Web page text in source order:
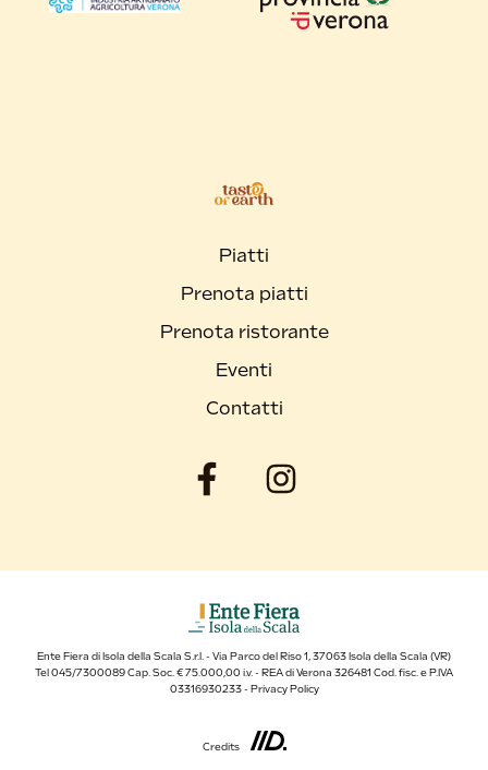
Piatti
Prenota piatti
Prenota ristorante
Eventi
Contatti
Ente Fiera di Isola della Scala S.r.l. - Via Parco del Riso 1, 37063 Isola della Scala (VR)
Tel 045/7300089 Cap. Soc. € 75.000,00 i.v. - REA di Verona 326481 Cod. fisc. e P.IVA
03316930233 - Privacy Policy
Credits